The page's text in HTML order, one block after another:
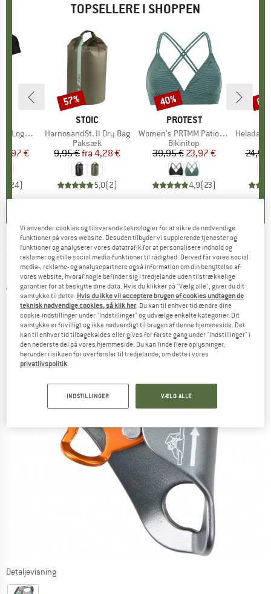
TOPSELLERE I SHOPPEN
T-Shirt
pris
€
24)
MÆRKE
STOIC
Artikel
HarnosandSt. II Dry Bag
Produktgruppe
Paksæk
Pris
9,95 € Nedsat pris
fra 4,28 €
5,0(2)
Rabat
57%
MÆRKE
PROTEST
Artikel
Women's PRTMM Patio Triangle
Produktgruppe
Bikinitop
Pris
39,95 €Nedsat pris
23,97 €
4,9(23)
Rabat
40%
Artikel
HeladagenSt.
24,95
CLIMBING TECHNOLOGY - Chest Ascender + -
Rebklemme
5,0(1)
Detaljevisning
Vi anvender cookies og tilsvarende teknologier for at sikre de nødvendige
funktioner på vores website. Desuden tilbyder vi supplerende tjenester og
funktioner og analyserer vores datatrafik for at personalisere indhold og
reklamer og stille social media-funktioner til rådighed. Derved får vores social
media-, reklame- og analysepartnere også information om din benyttelse af
vores website, hvoraf nogle befinder sig i tredjelande uden tilstrækkelige
garantier for at beskytte dine data. Hvis du klikker på "Vælg alle", giver du dit
samtykke til dette. Hvis du ikke vil acceptere brugen af cookies undtagen de
teknisk nødvendige cookies, så klik her. Du kan til enhver tid ændre dine
cookie-indstillinger under "Indstillinger" og udvælge enkelte kategorier. Dit
samtykke er frivilligt og ikke nødvendigt til brugen af denne hjemmeside. Det
kan til enhver tid tilbagekaldes eller gives for første gang under "Indstillinger" i
den nederste del på vores hjemmeside. Du kan finde flere oplysninger,
herunder risikoen for overførsler til tredjelande, om dette i vores
privatlivspolitik.
INDSTILLINGER VÆLG ALLE